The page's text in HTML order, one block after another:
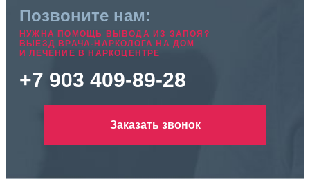
Позвоните нам:
НУЖНА ПОМОЩЬ ВЫВОДА ИЗ ЗАПОЯ?
ВЫЕЗД ВРАЧА-НАРКОЛОГА НА ДОМ
И ЛЕЧЕНИЕ В НАРКОЦЕНТРЕ
+7 903 409-89-28
Заказать звонок